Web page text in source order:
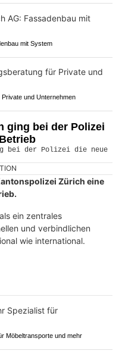
mit System
und Unternehmen
ging bei der Polizei
Zürich eine
ein zentrales
und verbindlichen
wie international.
Möbeltransporte und mehr